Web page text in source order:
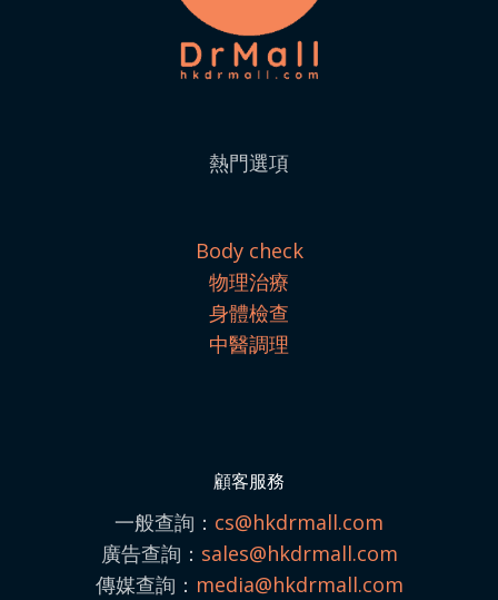
熱門選項
Body check
物理治療
身體檢查
中醫調理
顧客服務
一般查詢： cs@hkdrmall.com
廣告查詢： sales@hkdrmall.com
傳媒查詢： media@hkdrmall.com